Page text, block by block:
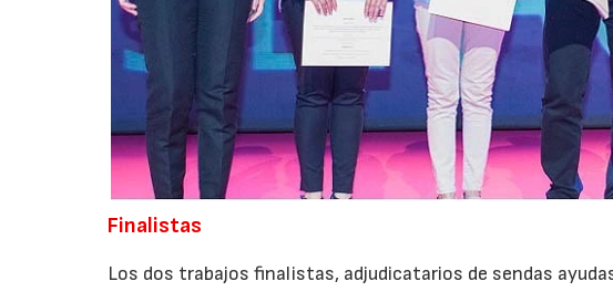
Finalistas
Los dos trabajos finalistas, adjudicatarios de sendas